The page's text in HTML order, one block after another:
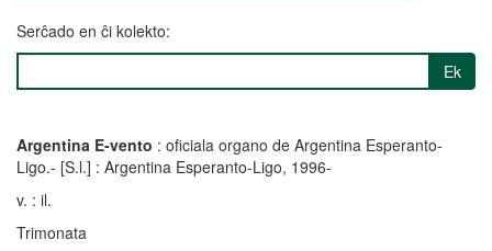
Serĉado en ĉi kolekto:
Ek
Argentina E-vento : oficiala organo de Argentina Esperanto-
Ligo.- [S.l.] : Argentina Esperanto-Ligo, 1996-
v. : il.
Trimonata